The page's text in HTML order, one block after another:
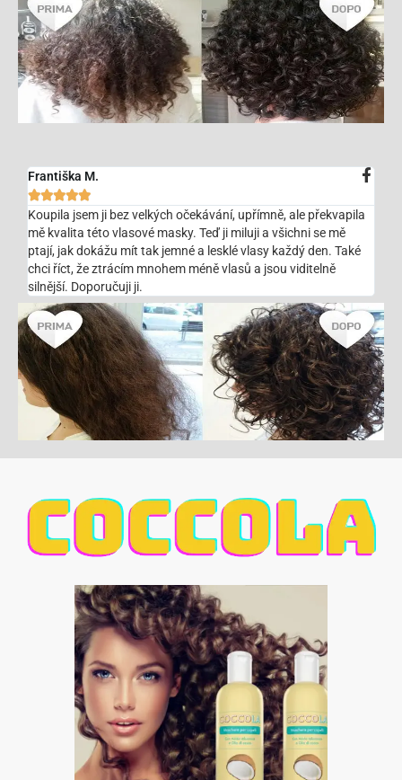
Františka M.

Koupila jsem ji bez velkých očekávání, upřímně, ale překvapila
mě kvalita této vlasové masky. Teď ji miluji a všichni se mě
ptají, jak dokážu mít tak jemné a lesklé vlasy každý den. Také
chci říct, že ztrácím mnohem méně vlasů a jsou viditelně
silnější. Doporučuji ji.